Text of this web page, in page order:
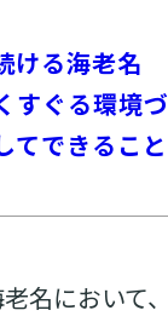
ける海老名
すぐる環境
てできること
名において